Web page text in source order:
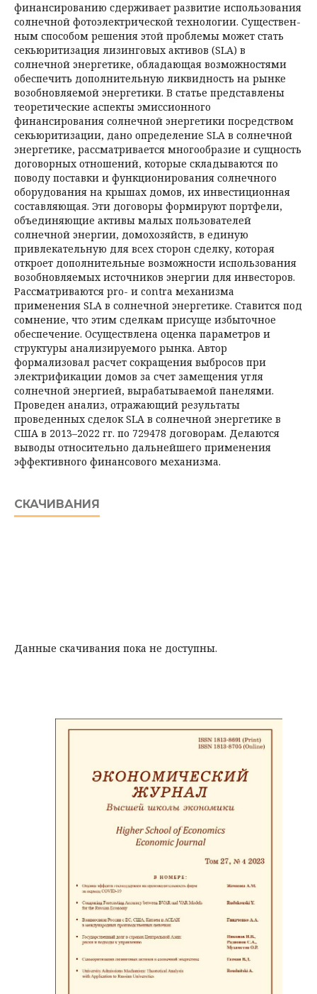
финансированию сдерживает развитие использования
солнечной фотоэлектрической технологии. Существен­
ным способом решения этой проблемы может стать
секьюритизация лизинговых активов (SLA) в
солнечной энергетике, обладающая возможностями
обеспечить дополнительную ликвидность на рынке
возобновляемой энергетики. В статье представлены
теоретические аспекты эмиссионного
финансирования солнечной энергетики посредством
секьюритизации, дано определение SLA в солнечной
энергетике, рассматривается многообразие и сущность
договорных отношений, которые складываются по
поводу поставки и функционирования солнечного
оборудования на крышах домов, их инвестиционная
составляющая. Эти договоры формируют портфели,
объединяющие активы малых пользователей
солнечной энергии, домохозяйств, в единую
привлекательную для всех сторон сделку, которая
откроет дополнительные возможности использования
возобновляемых источников энергии для инвесторов.
Рассматриваются pro- и contra механизма
применения SLA в солнечной энергетике. Ставится под
сомнение, что этим сделкам присуще избыточное
обеспечение. Осуществлена оценка параметров и
структуры анализируемого рынка. Автор
формализовал расчет сокращения выбросов при
электрификации домов за счет замещения угля
солнечной энергией, вырабатываемой панелями.
Проведен анализ, отражающий результаты
проведенных сделок SLA в солнечной энергетике в
США в 2013–2022 гг. по 729478 договорам. Делаются
выводы относительно дальнейшего применения
эффективного финансового механизма.
СКАЧИВАНИЯ
Данные скачивания пока не доступны.